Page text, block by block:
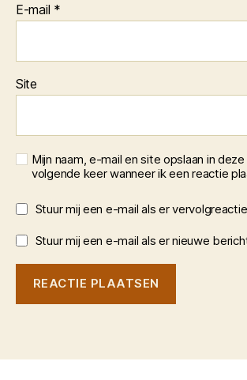
E-mail *
Site
Mijn naam, e-mail en site opslaan in
volgende keer wanneer ik een reactie
Stuur mij een e-mail als er
Stuur mij een e-mail als er nieuwe